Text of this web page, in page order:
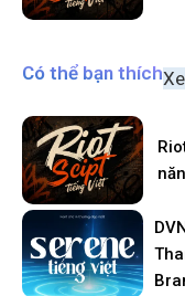
Có thể bạn thích